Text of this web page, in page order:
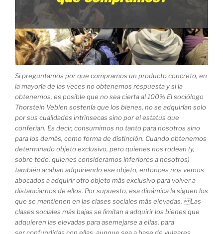
Si preguntamos por que compramos un producto concreto, en
la mayoría de las veces no obtenemos respuesta y si la
obtenemos, es posible que no sea cierta al 100% El sociólogo
Thorstein Veblen sostenía que los bienes, no se adquirían solo
por sus cualidades intrínsecas sino por el estatus que
conferían. Es decir, consumimos no tanto para nosotros sino
para los demás, como forma de distinción. Cuando obtenemos
determinado objeto exclusivo, pero quienes nos rodean (y,
sobre todo, quienes consideramos inferiores a nosotros)
también acaban adquiriendo ese objeto, entonces nos vemos
abocados a adquirir otro objeto más exclusivo para volver a
distanciarnos de ellos. Por supuesto, esa dinámica la siguen los
que se mantienen en las clases sociales más elevadas. Las
clases sociales más bajas se limitan a adquirir los bienes que
adquieren las elevadas para asemejarse a ellas, para